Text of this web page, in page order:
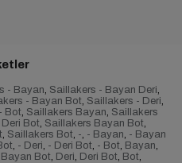
- Bayan Saillakers - Bayan Deri
- Bayan Bot Saillakers - Deri
Bot Saillakers Bayan Saillakers
Bot Saillakers Bayan Bot
Saillakers Bot - - Bayan - Bayan
- Deri - Deri Bot - Bot Bayan
Bayan Bot Deri Deri Bot Bot